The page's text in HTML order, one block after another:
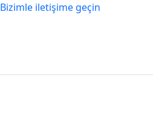
Bizimle iletişime geçin